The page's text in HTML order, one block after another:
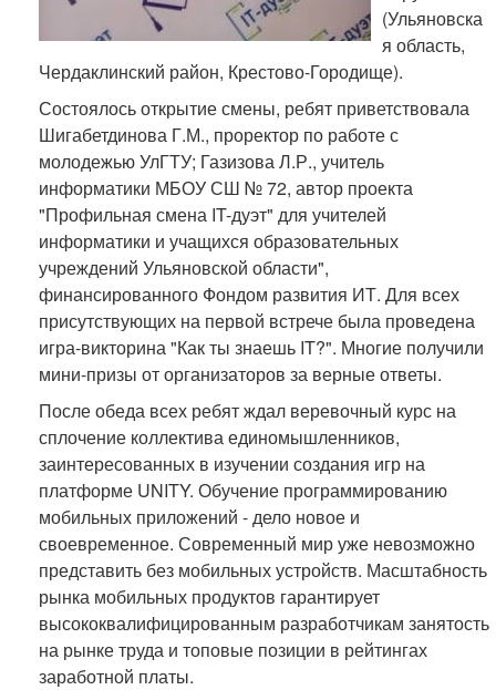
(Ульяновска
я область,
Чердаклинский район, Крестово-Городище).
Состоялось открытие смены, ребят приветствовала
Шигабетдинова Г.М., проректор по работе с
молодежью УлГТУ; Газизова Л.Р., учитель
информатики МБОУ СШ № 72, автор проекта
"Профильная смена IT-дуэт" для учителей
информатики и учащихся образовательных
учреждений Ульяновской области",
финансированного Фондом развития ИТ. Для всех
присутствующих на первой встрече была проведена
игра-викторина "Как ты знаешь IT?". Многие получили
мини-призы от организаторов за верные ответы.
После обеда всех ребят ждал веревочный курс на
сплочение коллектива единомышленников,
заинтересованных в изучении создания игр на
платформе UNITY. Обучение программированию
мобильных приложений - дело новое и
своевременное. Современный мир уже невозможно
представить без мобильных устройств. Масштабность
рынка мобильных продуктов гарантирует
высококвалифицированным разработчикам занятость
на рынке труда и топовые позиции в рейтингах
заработной платы.